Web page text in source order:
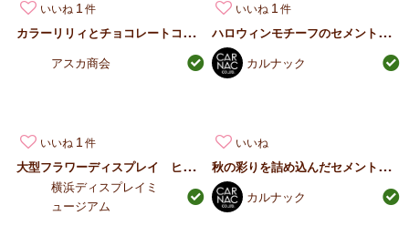
いいね 1
カ
ラーリリィとチョコレートコスモスのブーケ
アスカ商会
いいね 1
ハ
ロウィンモチーフのセメントシリーズ
カルナック
いいね 1
大
型フラワーディスプレイ ヒマワリポット
横浜ディスプレイミ
ュージアム
いいね
秋
の彩りを詰め込んだセメントポット
カルナック